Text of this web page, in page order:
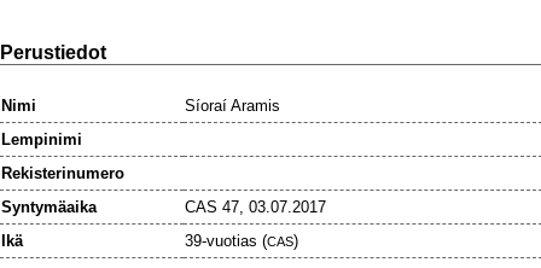
Perustiedot
Nimi
Síoraí Aramis
Lempinimi
Rekisterinumero
Syntymäaika
CAS 47, 03.07.2017
Ikä
39-vuotias (CAS)